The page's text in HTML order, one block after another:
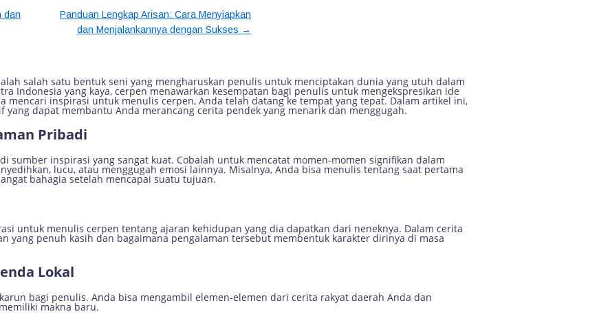
dan
Panduan Lengkap Arisan: Cara Menyiapkan
dan Menjalankannya dengan Sukses →
salah satu bentuk seni yang mengharuskan penulis untuk menciptakan dunia yang utuh dalam
Indonesia yang kaya, cerpen menawarkan kesempatan bagi penulis untuk mengekspresikan ide
mencari inspirasi untuk menulis cerpen, Anda telah datang ke tempat yang tepat. Dalam artikel ini,
yang dapat membantu Anda merancang cerita pendek yang menarik dan menggugah.
Pribadi
sumber inspirasi yang sangat kuat. Cobalah untuk mencatat momen-momen signifikan dalam
lucu, atau menggugah emosi lainnya. Misalnya, Anda bisa menulis tentang saat pertama
bahagia setelah mencapai suatu tujuan.
untuk menulis cerpen tentang ajaran kehidupan yang dia dapatkan dari neneknya. Dalam cerita
yang penuh kasih dan bagaimana pengalaman tersebut membentuk karakter dirinya di masa
Lokal
bagi penulis. Anda bisa mengambil elemen-elemen dari cerita rakyat daerah Anda dan
makna baru.